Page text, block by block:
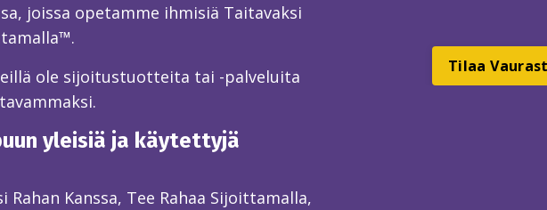
joissa opetamme ihmisiä Taitavaksi
ole sijoitustuotteita tai -palveluita
yleisiä ja käytettyjä
Kanssa, Tee Rahaa Sijoittamalla,
Tilaa